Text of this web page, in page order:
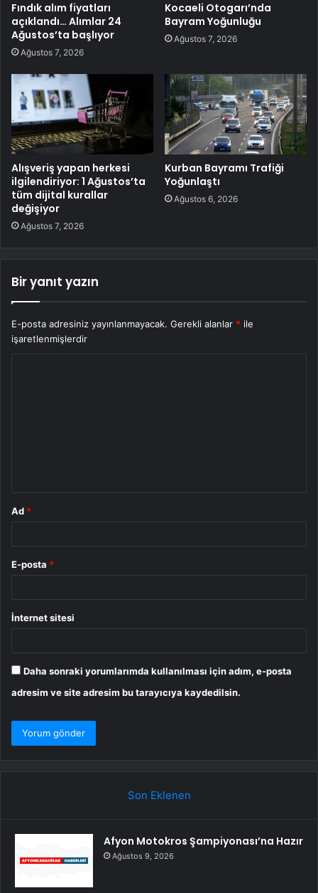
Fındık alım fiyatları
açıklandı… Alımlar 24
Ağustos’ta başlıyor
Ağustos 7, 2026
Kocaeli Otogarı’nda
Bayram Yoğunluğu
Ağustos 7, 2026
Alışveriş yapan herkesi
ilgilendiriyor: 1 Ağustos’ta
tüm dijital kurallar
değişiyor
Ağustos 7, 2026
Kurban Bayramı Trafiği
Yoğunlaştı
Ağustos 6, 2026
Bir yanıt yazın
E-posta adresiniz yayınlanmayacak. Gerekli alanlar * ile
işaretlenmişlerdir
Ad *
E-posta *
İnternet sitesi
Daha sonraki yorumlarımda kullanılması için adım, e-posta
adresim ve site adresim bu tarayıcıya kaydedilsin.
Son Eklenen
Afyon Motokros Şampiyonası’na Hazır
Ağustos 9, 2026